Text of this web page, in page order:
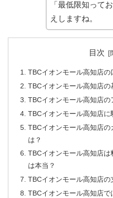
「最低限知って
えしますね。
目次
TBCイオンモール高知店の
TBCイオンモール高知店の
TBCイオンモール高知店の
TBCイオンモール高知店に
TBCイオンモール高知店
は？
TBCイオンモール高知店は
は本当？
TBCイオンモール高知店の
TBCイオンモール高知店